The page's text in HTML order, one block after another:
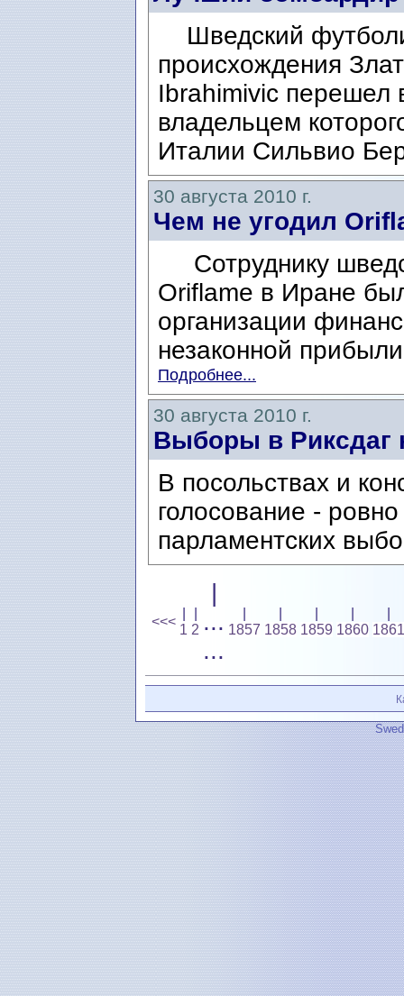
Шведский
происхождения
Ibrahimivic перешел
владельцем
Италии Сильвио
30 августа 2010 г.
Чем не угодил
Сотруднику
Oriflame в Иране
организации
незаконной
Подробнее...
30 августа 2010 г.
Выборы в Риксдаг
В посольствах и
голосование -
парламентских
<<<
1 2
|
...
...
1857 1858 1859 1860 1861